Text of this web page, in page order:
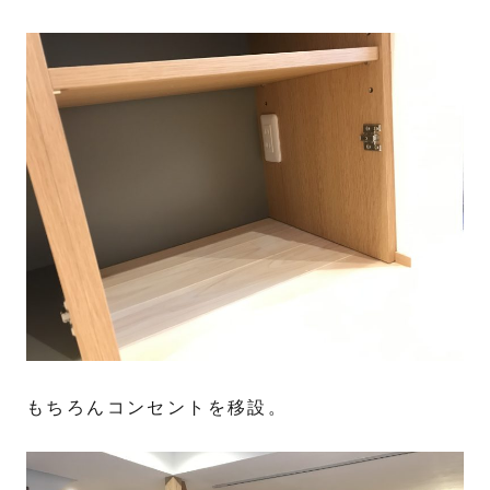
もちろんコンセントを移設。